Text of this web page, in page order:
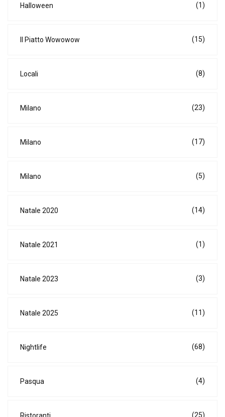
Halloween (1)
Il Piatto Wowowow (15)
Locali (8)
Milano (23)
Milano (17)
Milano (5)
Natale 2020 (14)
Natale 2021 (1)
Natale 2023 (3)
Natale 2025 (11)
Nightlife (68)
Pasqua (4)
(25)